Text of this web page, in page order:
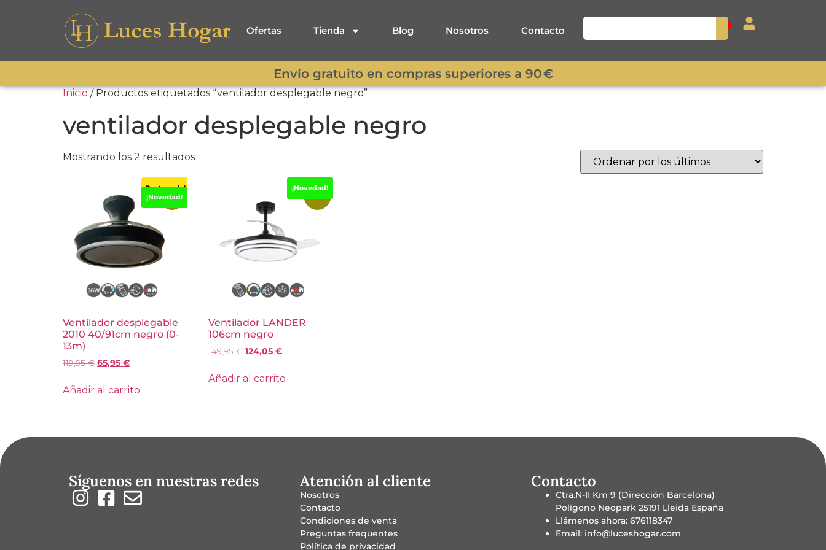
Ofertas Tienda Blog Nosotros Contacto
Envío gratuito en compras superiores a 90 €
Inicio/ Productos etiquetados “ventilador desplegable negro”
ventilador desplegable negro
Mostrando los 2 resultados
-45%
¡Destacado!
¡Novedad!
Ventilador desplegable
2010 40/91cm negro (0-
13m)
119,95€ 65,95 €
Añadir al carrito
¡Novedad!
Ventilador LANDER
106cm negro
149,95€ 124,05 €
Añadir al carrito
Síguenos en nuestras redes Atención al cliente
Nosotros
Contacto
Condiciones de venta
Preguntas frequentes
Política de privacidad
Contacto
Ctra.N-II Km 9 (Dirección Barcelona)
Polígono Neopark 25191 Lleida España
Llámenos ahora: 676118347
Email: info@luceshogar.com